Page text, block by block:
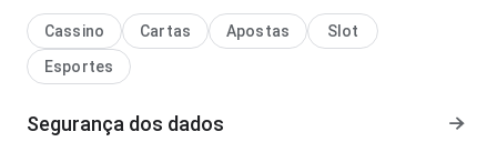
Cassino Cartas Apostas
Slot
Esportes
Segurança dos dados